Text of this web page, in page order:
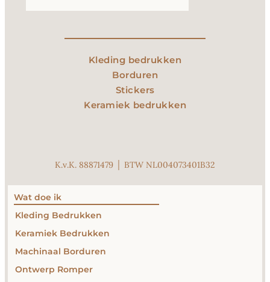
Kleding bedrukken
Borduren
Stickers
Keramiek bedrukken
K.v.K. 88871479 │ BTW NL004073401B32
Wat doe ik
Kleding Bedrukken
Keramiek Bedrukken
Machinaal Borduren
Ontwerp Romper